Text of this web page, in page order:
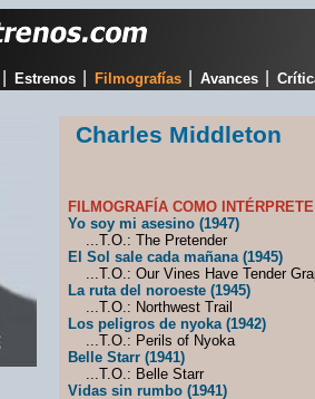
Estrenos Filmografías Avances
Charles Middleton
FILMOGRAFÍA COMO
Yo soy mi asesino (1947)
...T.O.: The Pretender
El Sol sale cada mañana (1945)
...T.O.: Our Vines Have Tender
La ruta del noroeste (1945)
...T.O.: Northwest Trail
Los peligros de nyoka (1942)
...T.O.: Perils of Nyoka
Belle Starr (1941)
...T.O.: Belle Starr
Vidas sin rumbo (1941)